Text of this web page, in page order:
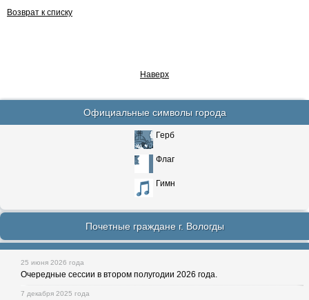
Возврат к списку
Наверх
Официальные символы города
Герб
Флаг
Гимн
Почетные граждане г. Вологды
25 июня 2026 года
Очередные сессии в втором полугодии 2026 года.
7 декабря 2025 года